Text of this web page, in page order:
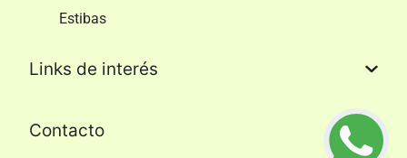
Estibas
Links de interés​
Contacto​